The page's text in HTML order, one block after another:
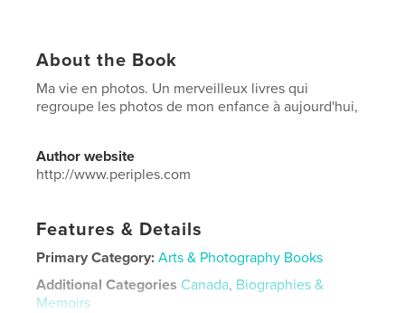
About the Book
Ma vie en photos. Un merveilleux livres qui
regroupe les photos de mon enfance à aujourd'hui,
Author website
http://www.periples.com
Features & Details
Primary Category: Arts & Photography Books
Additional Categories Canada, Biographies &
Memoirs